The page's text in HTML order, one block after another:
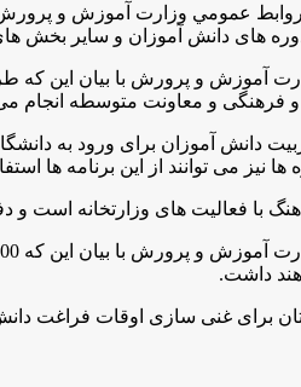
عمومي وزارت آموزش و
های دانش آموزان و سایر بخش
و فرهنگی و معاونت متوسطه انجام
دانش آموزان برای ورود به
می توانند از این برنامه ها
با فعالیت های وزارتخانه
داشت.